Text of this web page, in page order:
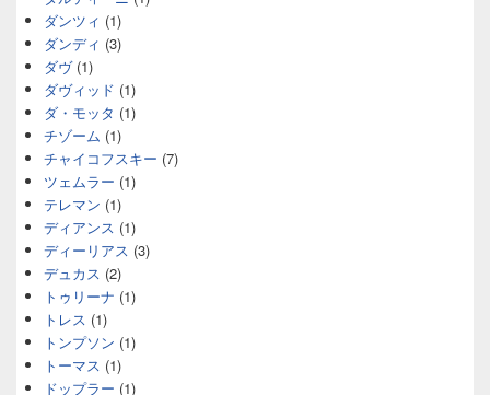
ダンツィ (1)
ダンディ (3)
ダヴ(1)
ダヴィッド (1)
ダ・モッタ (1)
チゾーム (1)
チャイコフスキー (7)
ツェムラー (1)
テレマン (1)
ディアンス (1)
ディーリアス (3)
デュカス (2)
トゥリーナ (1)
トレス (1)
トンプソン (1)
トーマス (1)
ドップラー (1)